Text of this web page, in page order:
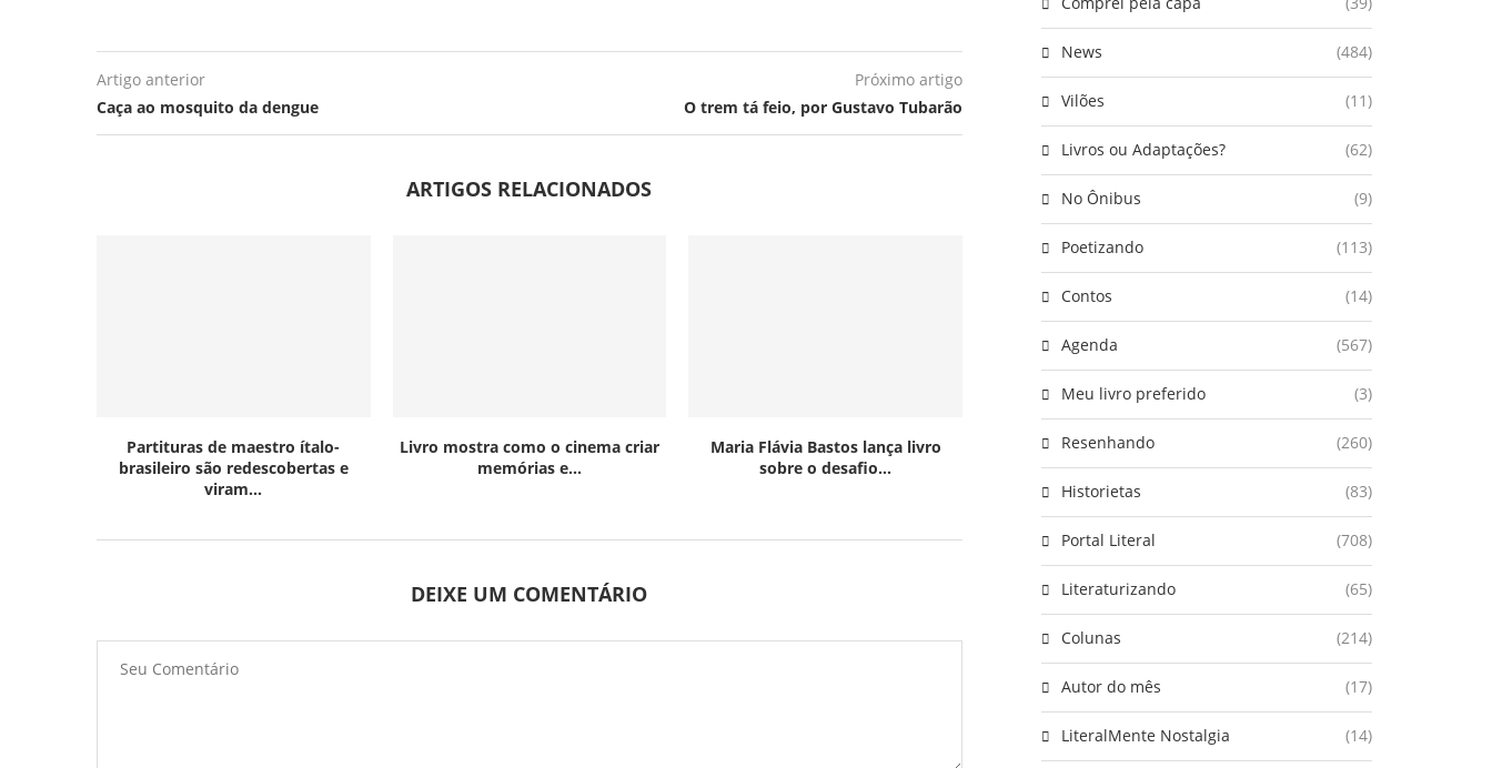
Artigo anterior
Caça ao mosquito da dengue
Próximo artigo
O trem tá feio, por Gustavo Tubarão
ARTIGOS RELACIONADOS
Partituras de maestro ítalo-
brasileiro são redescobertas e
viram...
Livro mostra como o cinema criar
memórias e...
Maria Flávia Bastos lança livro
sobre o desafio...
DEIXE UM COMENTÁRIO
News (484)
Vilões (11)
Livros ou Adaptações? (62)
No Ônibus (9)
Poetizando (113)
Contos (14)
Agenda (567)
Meu livro preferido (3)
Resenhando (260)
Historietas (83)
Portal Literal (708)
Literaturizando (65)
Colunas (214)
Autor do mês (17)
LiteralMente Nostalgia (14)